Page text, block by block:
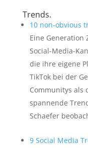
Trends.
10 non-obvious
Eine Generation
Social-Media-
die ihre eigene
TikTok bei der
Communitys als
spannende
Schaefer
9 Social Media